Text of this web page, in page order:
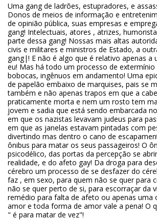
Uma gang de ladrões, estupradores, e
Donos de meios de informação e
de opinião pública, suas empresas e
gang! Intelectuais, atores , atrizes,
parte dessa gang! Nossas mais altas
civis e militares e ministros de Estado, a
gang|! E não é algo que é relativo apenas a
eu! Mas há todo um processo de extermínio
bobocas, ingênuos em andamento! Uma
de papelão embaixo de marquises, pais se
também e não apenas trapos em que a
praticamente morta e nem um rosto tem
jovem e sadia que está sendo embarcada
em que os nazistas levavam judeus para
em que as janelas estavam pintadas com
divertindo mas dentro o cano de
ônibus para matar os seus passageiros! O
psicodélico, das portas da percepção se
realidade, e do afeto gay! Da droga para
cérebro um processo de se desfazer do
faz , em sexo, para quem não se quer para
não se quer perto de si, para escorraçar da
remédio para falta de afeto ou apenas uma
amor e toda forma de amor vale a pena! O
" é para matar de vez"!